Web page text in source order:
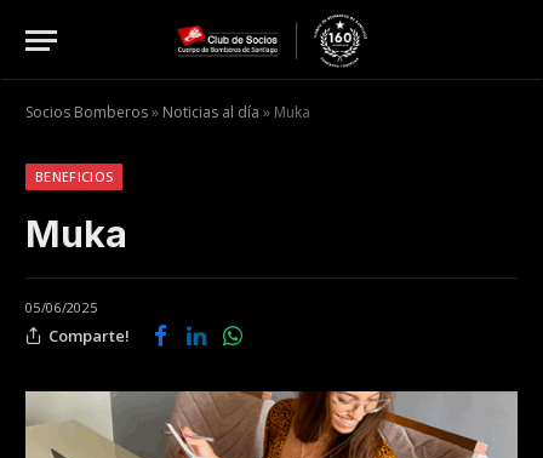
Socios Bomberos» Noticias al día » Muka
BENEFICIOS
Muka
05/06/2025
Comparte!